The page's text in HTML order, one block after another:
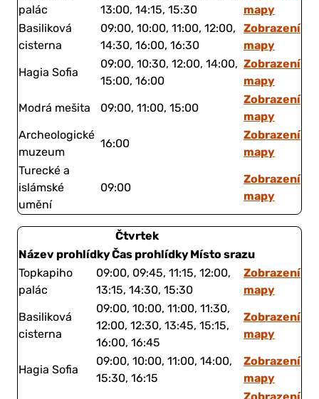
palác
13:00, 14:15, 15:30
mapy
Basiliková
cisterna
09:00, 10:00, 11:00, 12:00,
14:30, 16:00, 16:30
Zobrazení
mapy
Hagia Sofia
09:00, 10:30, 12:00, 14:00,
15:00, 16:00
Zobrazení
mapy
Modrá mešita 09:00, 11:00, 15:00
Zobrazení
mapy
Archeologické
muzeum
16:00
Zobrazení
mapy
Turecké a
islámské
umění
09:00
Zobrazení
mapy
Čtvrtek
Název prohlídkyČas prohlídkyMísto srazu
Topkapiho
palác
09:00, 09:45, 11:15, 12:00,
13:15, 14:30, 15:30
Zobrazení
mapy
Basiliková
cisterna
09:00, 10:00, 11:00, 11:30,
12:00, 12:30, 13:45, 15:15,
16:00, 16:45
Zobrazení
mapy
Hagia Sofia
09:00, 10:00, 11:00, 14:00,
15:30, 16:15
Zobrazení
mapy